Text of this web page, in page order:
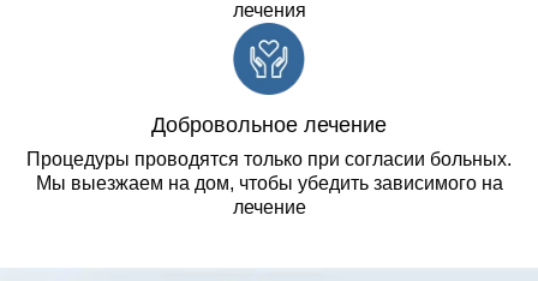
лечения
Добровольное лечение
Процедуры проводятся только при согласии больных.
Мы выезжаем на дом, чтобы убедить зависимого на
лечение